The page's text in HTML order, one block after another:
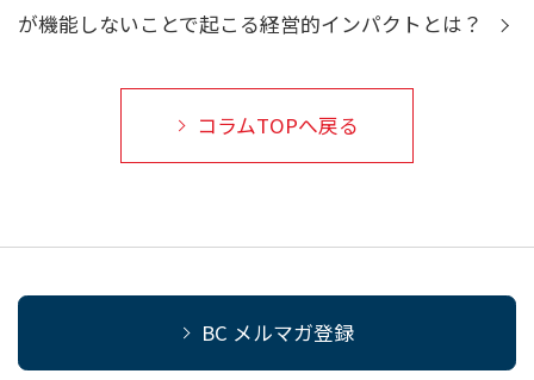
が機能しないことで起こる経営的インパクトとは？
コラムTOPへ戻る
BC メルマガ登録